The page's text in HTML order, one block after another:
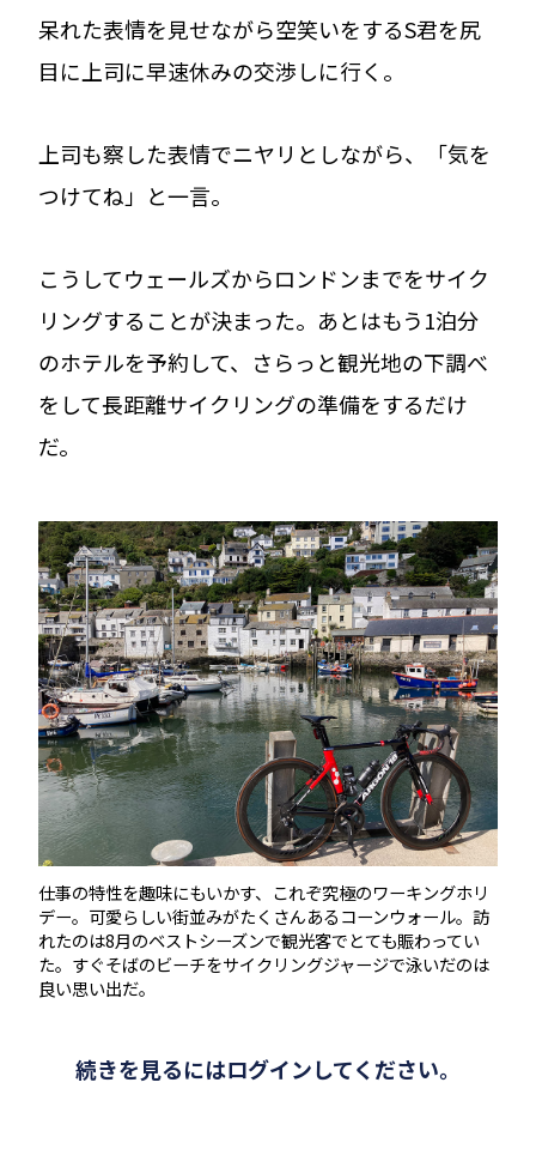
呆れた表情を見せながら空笑いをするS君を尻
目に上司に早速休みの交渉しに行く。
上司も察した表情でニヤリとしながら、「気を
つけてね」と一言。
こうしてウェールズからロンドンまでをサイク
リングすることが決まった。あとはもう1泊分
のホテルを予約して、さらっと観光地の下調べ
をして長距離サイクリングの準備をするだけ
だ。
仕事の特性を趣味にもいかす、これぞ究極のワーキングホリ
デー。可愛らしい街並みがたくさんあるコーンウォール。訪
れたのは8月のベストシーズンで観光客でとても賑わってい
た。すぐそばのビーチをサイクリングジャージで泳いだのは
良い思い出だ。
続きを見るにはログインしてください。